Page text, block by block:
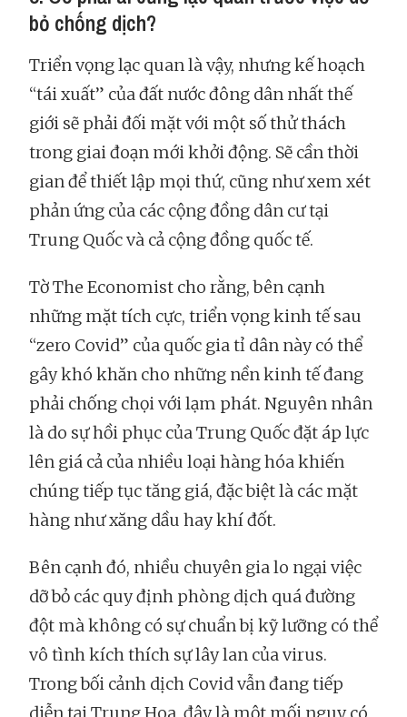
bỏ chống dịch?
Triển vọng lạc quan là vậy, nhưng kế hoạch
“tái xuất” của đất nước đông dân nhất thế
giới sẽ phải đối mặt với một số thử thách
trong giai đoạn mới khởi động. Sẽ cần thời
gian để thiết lập mọi thứ, cũng như xem xét
phản ứng của các cộng đồng dân cư tại
Trung Quốc và cả cộng đồng quốc tế.
Tờ The Economist cho rằng, bên cạnh
những mặt tích cực, triển vọng kinh tế sau
“zero Covid” của quốc gia tỉ dân này có thể
gây khó khăn cho những nền kinh tế đang
phải chống chọi với lạm phát. Nguyên nhân
là do sự hồi phục của Trung Quốc đặt áp lực
lên giá cả của nhiều loại hàng hóa khiến
chúng tiếp tục tăng giá, đặc biệt là các mặt
hàng như xăng dầu hay khí đốt.
Bên cạnh đó, nhiều chuyên gia lo ngại việc
dỡ bỏ các quy định phòng dịch quá đường
đột mà không có sự chuẩn bị kỹ lưỡng có thể
vô tình kích thích sự lây lan của virus.
Trong bối cảnh dịch Covid vẫn đang tiếp